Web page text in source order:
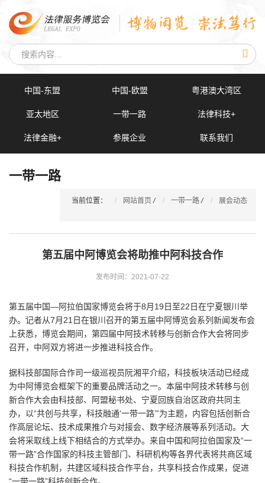
中国-东盟 中国-欧盟 粤港澳大湾区
亚太地区 一带一路 法律科技+
法律金融+ 参展企业 联系我们
一带一路
当前位置： 网站首页 / 一带一路 / 展会动态
第五届中阿博览会将助推中阿科技合作
发布时间：2021-07-22
第五届中国—阿拉伯国家博览会将于8月19日至22日在宁夏银川举
办。记者从7月21日在银川召开的第五届中阿博览会系列新闻发布会
上获悉，博览会期间，第四届中阿技术转移与创新合作大会将同步
召开，中阿双方将进一步推进科技合作。
据科技部国际合作司一级巡视员阮湘平介绍，科技板块活动已经成
为中阿博览会框架下的重要品牌活动之一。本届中阿技术转移与创
新合作大会由科技部、阿盟秘书处、宁夏回族自治区政府共同主
办，以“共创与共享，科技融通‘一带一路’”为主题，内容包括创新合
作高层论坛、技术成果推介与对接会、数字经济展等系列活动。大
会将采取线上线下相结合的方式举办。来自中国和阿拉伯国家及“一
带一路”合作国家的科技主管部门、科研机构等各界代表将共商区域
科技合作机制，共建区域科技合作平台，共享科技合作成果，促进